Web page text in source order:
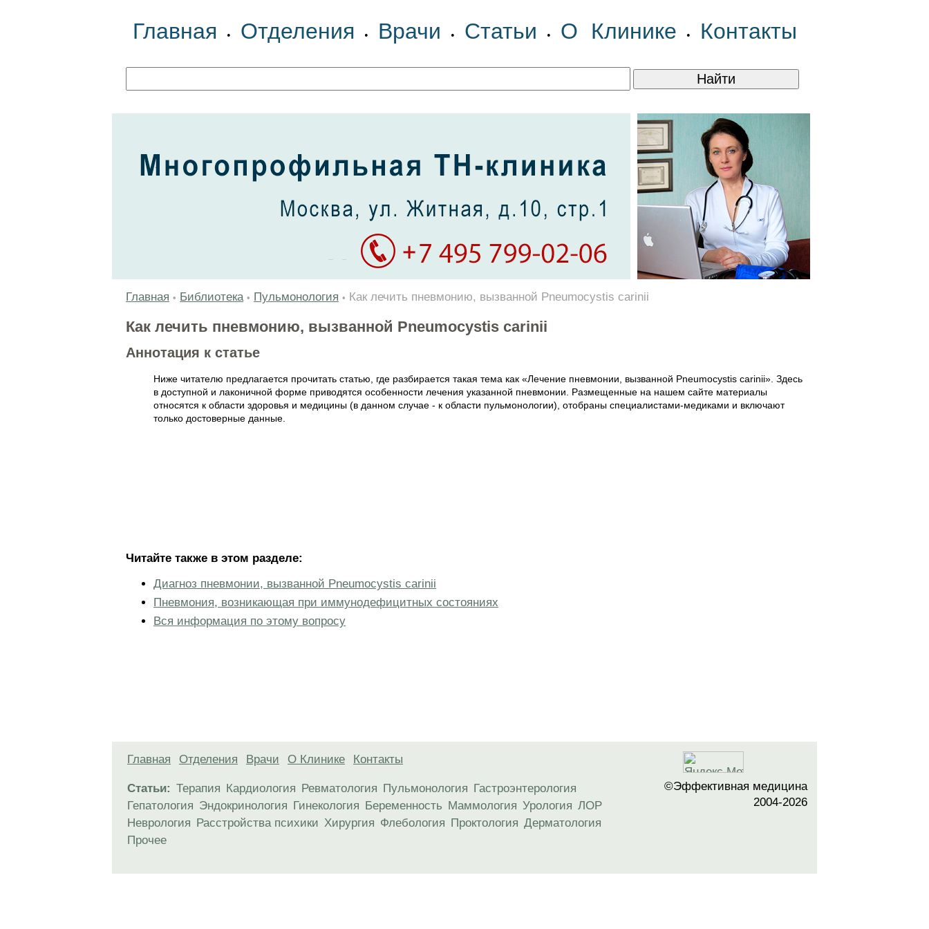
Главная • Отделения • Врачи • Статьи • О Клинике • Контакты
Главная • Библиотека • Пульмонология • Как лечить пневмонию, вызванной Pneumocystis carinii
Как лечить пневмонию, вызванной Pneumocystis carinii
Аннотация к статье
Ниже читателю предлагается прочитать статью, где разбирается такая тема как «Лечение пневмонии, вызванной Pneumocystis carinii». Здесь
в доступной и лаконичной форме приводятся особенности лечения указанной пневмонии. Размещенные на нашем сайте материалы
относятся к области здоровья и медицины (в данном случае - к области пульмонологии), отобраны специалистами-медиками и включают
только достоверные данные.
Читайте также в этом разделе:
Диагноз пневмонии, вызванной Pneumocystis carinii
Пневмония, возникающая при иммунодефицитных состояниях
Вся информация по этому вопросу
Главная Отделения Врачи О Клинике Контакты
Статьи: Терапия Кардиология Ревматология Пульмонология Гастроэнтерология
Гепатология Эндокринология Гинекология Беременность Маммология Урология ЛОР
Неврология Расстройства психики Хирургия Флебология Проктология Дерматология
Прочее
©Эффективная медицина
2004-2026